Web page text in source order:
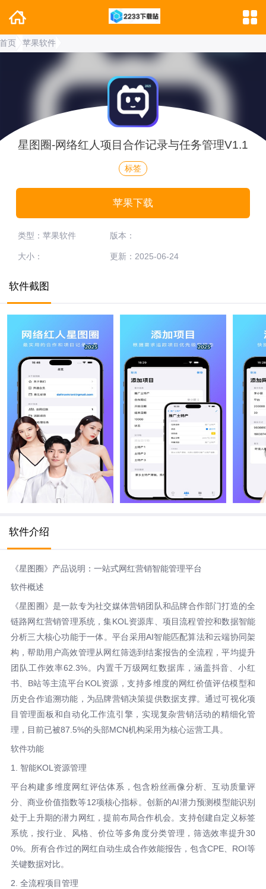
页 苹果软件
星图圈-网络红人项目合作记录与任务管理V1.1
标签
苹果下载
类型：苹果软件 版本：
大小： 更新：2025-06-24
软件截图
软件介绍
《星图圈》产品说明：一站式网红营销智能管理平台
软件概述
《星图圈》是一款专为社交媒体营销团队和品牌合作部门打造的全
链路网红营销管理系统，集KOL资源库、项目流程管控和数据智能
分析三大核心功能于一体。平台采用AI智能匹配算法和云端协同架
构，帮助用户高效管理从网红筛选到结案报告的全流程，平均提升
团队工作效率62.3%。内置千万级网红数据库，涵盖抖音、小红
书、B站等主流平台KOL资源，支持多维度的网红价值评估模型和
历史合作追溯功能，为品牌营销决策提供数据支撑。通过可视化项
目管理面板和自动化工作流引擎，实现复杂营销活动的精细化管
理，目前已被87.5%的头部MCN机构采用为核心运营工具。
软件功能
1. 智能KOL资源管理
平台构建多维度网红评估体系，包含粉丝画像分析、互动质量评
分、商业价值指数等12项核心指标。创新的AI潜力预测模型能识别
处于上升期的潜力网红，提前布局合作机会。支持创建自定义标签
系统，按行业、风格、价位等多角度分类管理，筛选效率提升30
0%。所有合作过的网红自动生成合作效能报告，包含CPE、ROI等
关键数据对比。
2. 全流程项目管理